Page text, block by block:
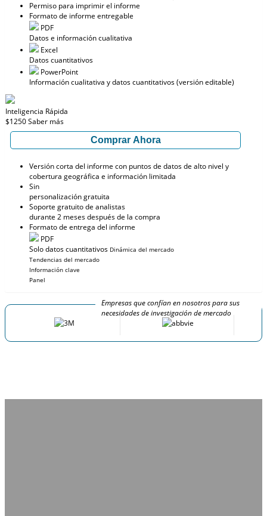
Permiso para imprimir el informe
Formato de informe entregable
PDF
Datos e información cualitativa
Excel
Datos cuantitativos
PowerPoint
Información cualitativa y datos cuantitativos (versión editable)
Inteligencia Rápida
$1250Saber más
Comprar Ahora
Versión corta del informe con puntos de datos de alto nivel y
cobertura geográfica e información limitada
Sin
personalización gratuita
Soporte gratuito de analistas
durante 2 meses después de la compra
Formato de entrega del informe
PDF
Solo datos cuantitativos Dinámica del mercado
Tendencias del mercado
Información clave
Panel
Empresas que confían en nosotros para sus
necesidades de investigación de mercado